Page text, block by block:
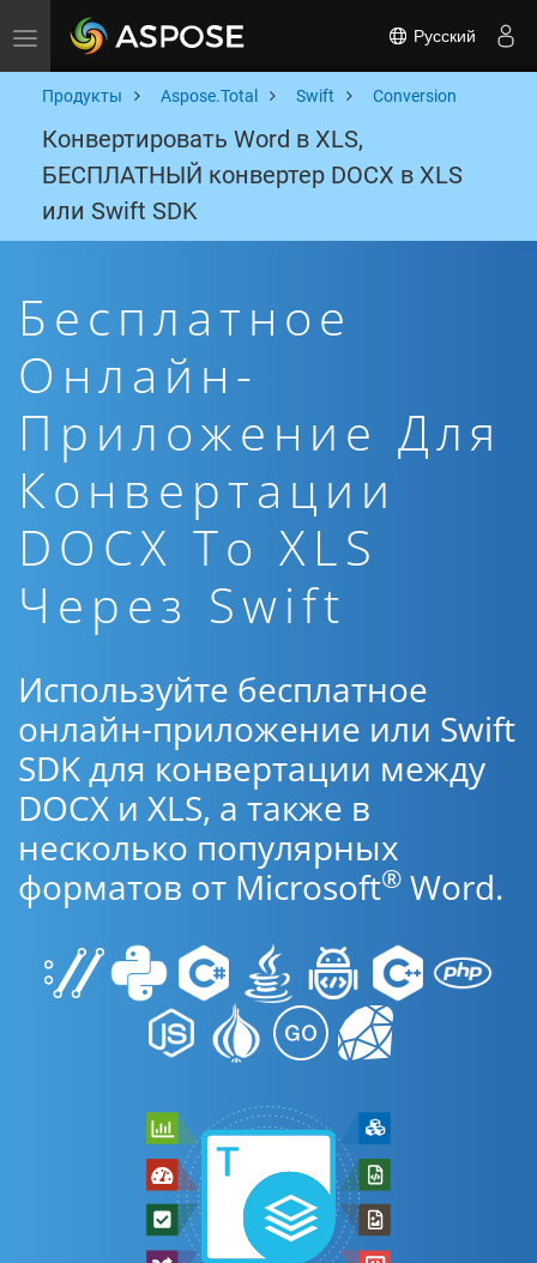
Toggle navigation Русский
Продукты Aspose.Total Swift Conversion
Конвертировать Word в XLS,
БЕСПЛАТНЫЙ конвертер DOCX в XLS
или Swift SDK
Бесплатное
Онлайн-
Приложение Для
Конвертации
DOCX To XLS
Через Swift
Используйте бесплатное
онлайн-приложение или Swift
SDK для конвертации между
DOCX и XLS, а также в
несколько популярных
форматов от Microsoft® Word.